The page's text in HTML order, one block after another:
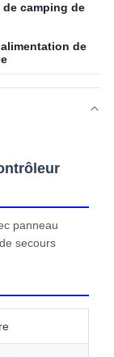
camping de
de
panneau
secours